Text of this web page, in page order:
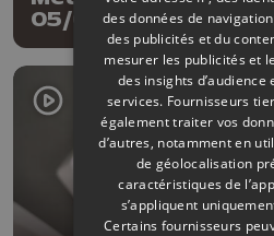
05/08/2026
des données de
des publicités et du
mesurer les publicités et
des insights
services. Fournisseurs
également traiter vos
d’autres, notamment en
de géolocalisation
caractéristiques de
s’appliquent
Certains fournisseurs